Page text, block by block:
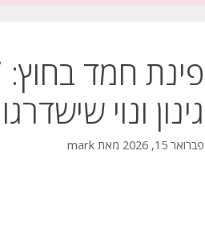
גינון ונוי
פברואר 15, 2026 מאת mark